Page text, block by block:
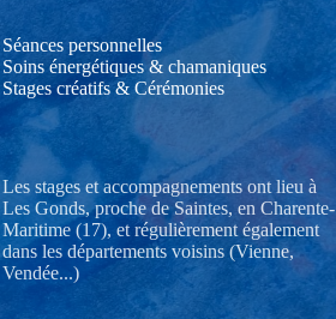
Séances personnelles
Soins énergétiques & chamaniques
Stages créatifs & Cérémonies
Les stages et accompagnements ont lieu à
Les Gonds, proche de Saintes, en Charente-
Maritime (17), et régulièrement également
dans les départements voisins (Vienne,
Vendée...)